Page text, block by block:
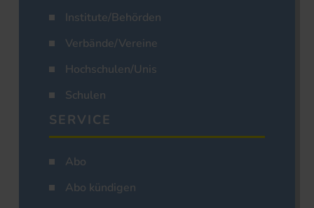
Institute/Behörden
Verbände/Vereine
Hochschulen/Unis
Schulen
SERVICE
Abo
Abo kündigen